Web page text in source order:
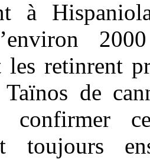
à
les retinrent
de
confirmer
toujours